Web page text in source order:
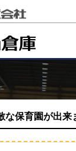
な保育園が出来